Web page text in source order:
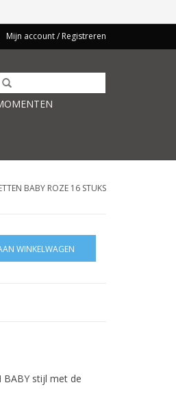
Mijn account / Registreren
BABY ROZE 16 STUKS
WINKELWAGEN
stijl met de